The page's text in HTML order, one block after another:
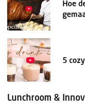
Hoe
5
Lunchroom &